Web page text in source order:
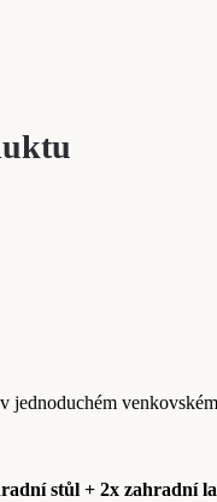
jednoduchém
stůl + 2x zahradní